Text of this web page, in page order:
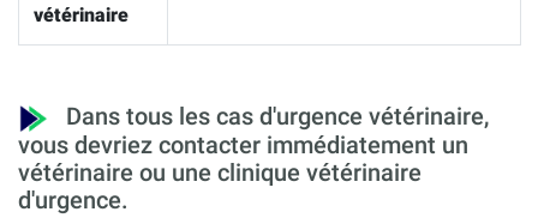
vétérinaire
Dans tous les cas d'urgence vétérinaire,
vous devriez contacter immédiatement un
vétérinaire ou une clinique vétérinaire
d'urgence.